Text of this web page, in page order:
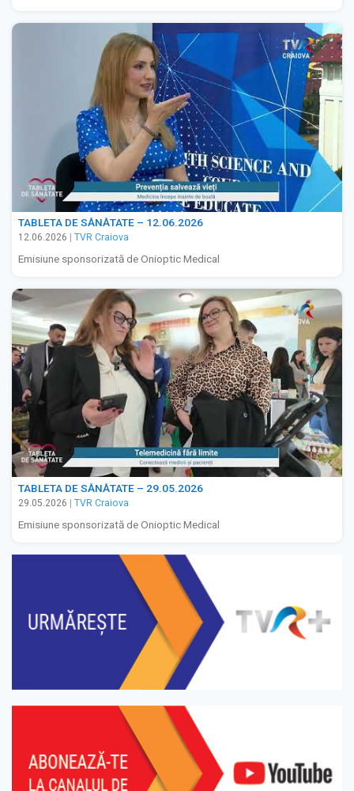
TABLETA DE SĂNĂTATE – 12.06.2026
12.06.2026 TVR Craiova
Emisiune sponsorizată de Onioptic Medical
TABLETA DE SĂNĂTATE – 29.05.2026
29.05.2026 TVR Craiova
Emisiune sponsorizată de Onioptic Medical